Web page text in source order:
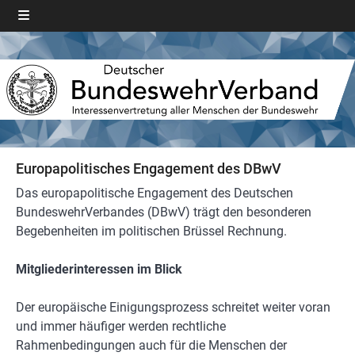
Europapolitisches Engagement des DBwV
Das europapolitische Engagement des Deutschen
BundeswehrVerbandes (DBwV) trägt den besonderen
Begebenheiten im politischen Brüssel Rechnung.
Mitgliederinteressen im Blick
Der europäische Einigungsprozess schreitet weiter voran
und immer häufiger werden rechtliche
Rahmenbedingungen auch für die Menschen der